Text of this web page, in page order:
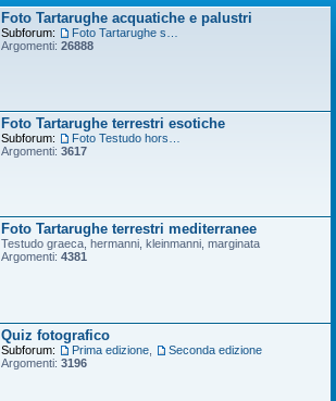
Foto Tartarughe acquatiche e palustri
Subforum:
Argomenti: 26888
Foto Tartarughe terrestri esotiche
Subforum:
Argomenti: 3617
Foto Tartarughe terrestri mediterranee
Testudo graeca, hermanni, kleinmanni, marginata
Argomenti: 4381
Quiz fotografico
Subforum: Prima edizione
Seconda edizione
Argomenti: 3196